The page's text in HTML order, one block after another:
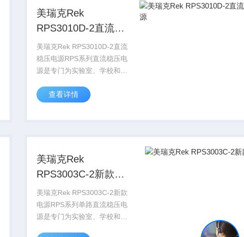
美瑞克Rek
RPS3010D-2直流稳
压电源
美瑞克Rek RPS3010D-2直流
稳压电源RPS系列直流稳压电
源是专门为实验室、学校和生
压和输出负载电流都可在0和
限流保护功能及自带一个
查看详情
美瑞克Rek
RPS3003C-2新款电
源
美瑞克Rek RPS3003C-2新款
电源RPS系列单路直流稳压电
源是专门为实验室、学校和生